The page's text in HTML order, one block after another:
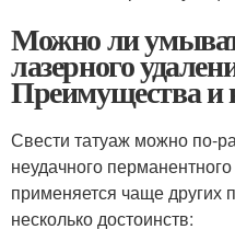
Можно ли
лазерного
Преимущества и
Свести татуаж можно по-
неудачного
применяется чаще других
несколько достоинств: